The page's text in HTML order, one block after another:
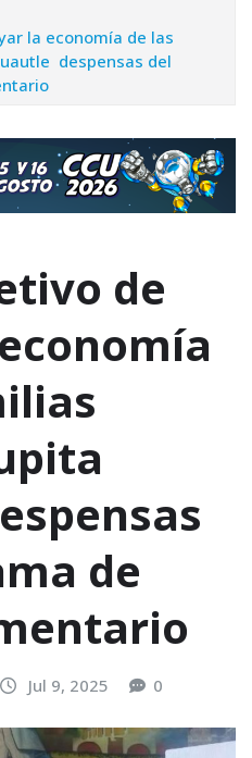
la economía de las
despensas del
de
de
Jul 9, 2025 0